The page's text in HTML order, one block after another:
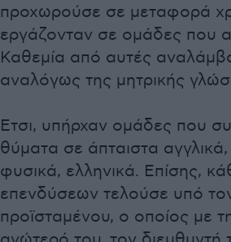
προχωρούσε σε μεταφορά
εργάζονταν σε ομάδες που
Καθεμία από αυτές
αναλόγως της μητρικής
Ετσι, υπήρχαν ομάδες που
θύματα σε άπταιστα αγγλικά,
φυσικά, ελληνικά. Επίσης,
επενδύσεων τελούσε υπό
προϊσταμένου, ο οποίος με